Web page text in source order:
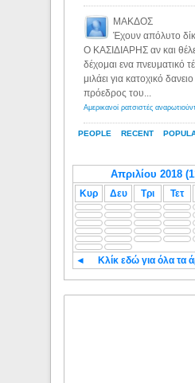
PEOPLE RECENT
ΜΑΚΔΟΣ
Έχουν απόλυτο
Ο ΚΑΣΙΔΙΑΡΗΣ αν και
δέχομαι ενα πνευματικό
μιλάει για κατοχικό
πρόεδρος του...
Κυρ Δευ Τρι Τετ
◄ Κλίκ εδώ για όλα τα